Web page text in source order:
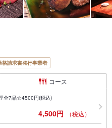
格請求書発行事業者
コース
全7品☆4500円(税込)
4,500円 （税込）